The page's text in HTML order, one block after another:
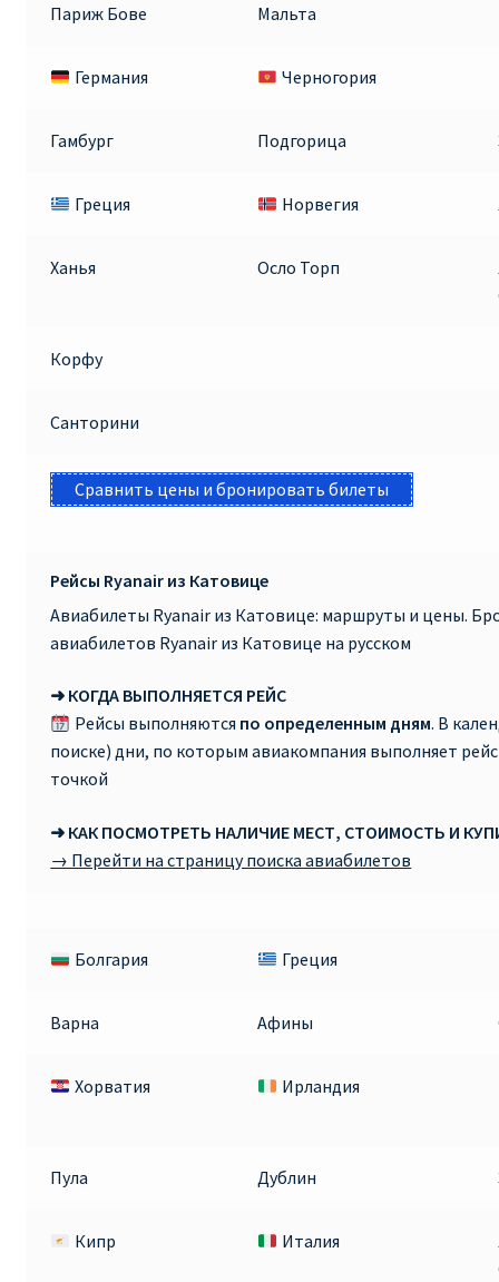
Париж Бове Мальта
Германия Черногория
Гамбург Подгорица
Греция Норвегия
Ханья Осло Торп
Корфу
Санторини
Сравнить цены и бронировать билеты
Рейсы Ryanair из Катовице
Авиабилеты Ryanair из Катовице: маршруты и цены.
авиабилетов Ryanair из Катовице на русском
➜ КОГДА ВЫПОЛНЯЕТСЯ РЕЙС
Рейсы выполняются по определенным дням. В
поиске) дни, по которым авиакомпания выполняет
точкой
➜ КАК ПОСМОТРЕТЬ НАЛИЧИЕ МЕСТ, СТОИМОСТЬ И
→ Перейти на страницу поиска авиабилетов
Болгария Греция
Варна Афины
Хорватия
Ирландия
Пула Дублин
Кипр Италия